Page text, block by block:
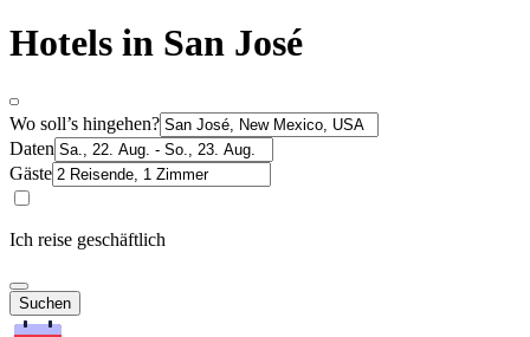
Hotels in San José
Wo soll’s hingehen?
Daten
Gäste
Ich reise geschäftlich
Suchen